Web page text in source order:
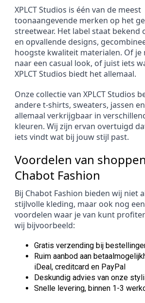
XPLCT Studios is één van de meest
toonaangevende merken op het
streetwear. Het label staat bekend
en opvallende designs,
hoogste kwaliteit materialen. Of je
naar een casual look, of juist iets
XPLCT Studios biedt het allemaal.
Onze collectie van XPLCT Studios
andere t-shirts, sweaters, jassen
allemaal verkrijgbaar in
kleuren. Wij zijn ervan overtuigd
iets vindt wat bij jouw stijl past.
Voordelen van
Chabot Fashion
Bij Chabot Fashion bieden wij niet
stijlvolle kleding, maar ook nog
voordelen waar je van kunt
wij bijvoorbeeld:
Gratis verzending bij
Ruim aanbod aan
iDeal, creditcard en PayPal
Deskundig advies van onze
Snelle levering, binnen 1-3